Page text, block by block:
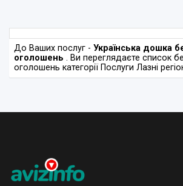
До Ваших послуг - Українська дошка
оголошень . Ви переглядаєте список
оголошень категорії Послуги Лазні